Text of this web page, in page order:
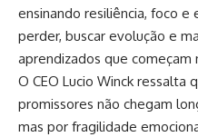
ensinando resiliência, foco
perder, buscar evolução e
aprendizados que começam
O CEO Lucio Winck ressalta
promissores não chegam
mas por fragilidade